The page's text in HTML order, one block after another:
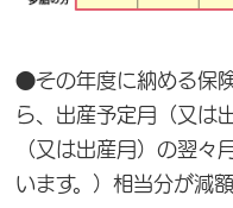
●その年度に納める保
ら、出産予定月（又は
（又は出産月）の翌々
います。）相当分が減